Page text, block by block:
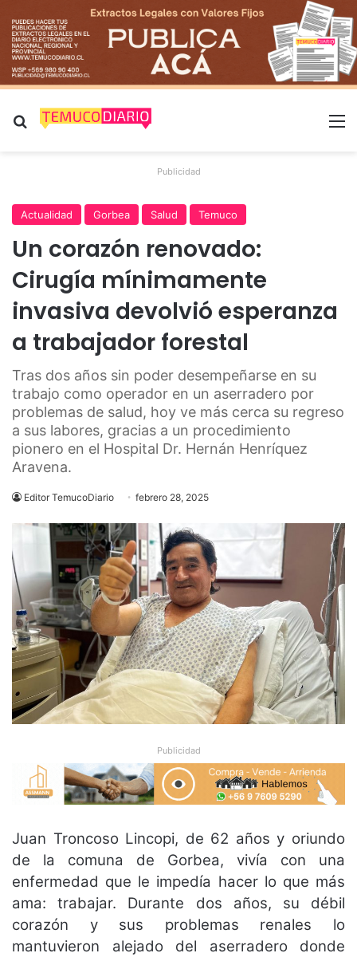
Buscar por
Publicidad
Actualidad Gorbea Salud Temuco
Un corazón renovado:
Cirugía mínimamente
invasiva devolvió esperanza
a trabajador forestal
Tras dos años sin poder desempeñarse en su
trabajo como operador en un aserradero por
problemas de salud, hoy ve más cerca su regreso
a sus labores, gracias a un procedimiento
pionero en el Hospital Dr. Hernán Henríquez
Aravena.
Editor TemucoDiario febrero 28, 2025
Publicidad
Juan Troncoso Lincopi, de 62 años y oriundo
de la comuna de Gorbea, vivía con una
enfermedad que le impedía hacer lo que más
ama: trabajar. Durante dos años, su débil
corazón y sus problemas renales lo
mantuvieron alejado del aserradero donde